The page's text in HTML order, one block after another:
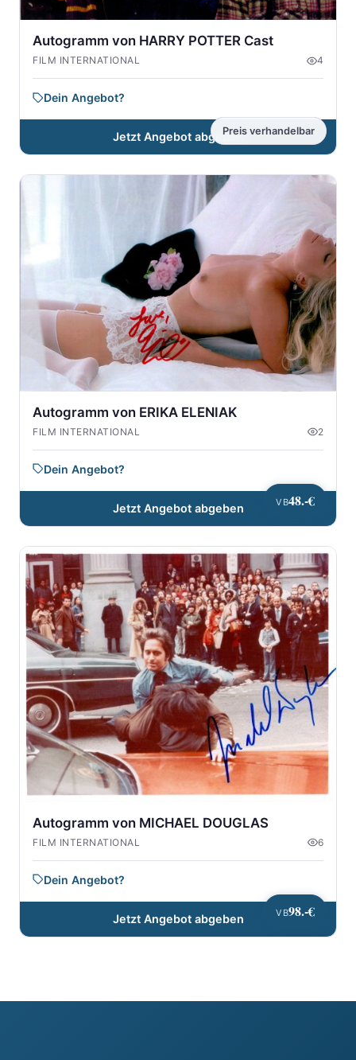
Preis verhandelbar
Autogramm von HARRY POTTER Cast
FILM INTERNATIONAL 4
Dein Angebot?
Jetzt Angebot abgeben
VB48.-€
Autogramm von ERIKA ELENIAK
FILM INTERNATIONAL 2
Dein Angebot?
Jetzt Angebot abgeben
VB98.-€
Autogramm von MICHAEL DOUGLAS
FILM INTERNATIONAL 6
Dein Angebot?
Jetzt Angebot abgeben